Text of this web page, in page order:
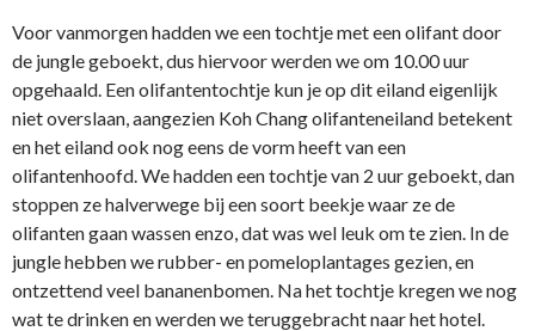
Voor vanmorgen hadden we een tochtje met een olifant door
de jungle geboekt, dus hiervoor werden we om 10.00 uur
opgehaald. Een olifantentochtje kun je op dit eiland eigenlijk
niet overslaan, aangezien Koh Chang olifanteneiland betekent
en het eiland ook nog eens de vorm heeft van een
olifantenhoofd. We hadden een tochtje van 2 uur geboekt, dan
stoppen ze halverwege bij een soort beekje waar ze de
olifanten gaan wassen enzo, dat was wel leuk om te zien. In de
jungle hebben we rubber- en pomeloplantages gezien, en
ontzettend veel bananenbomen. Na het tochtje kregen we nog
wat te drinken en werden we teruggebracht naar het hotel.